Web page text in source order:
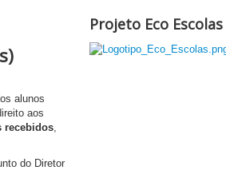
alunos
aos
recebidos,
do Diretor
Projeto Eco Escolas